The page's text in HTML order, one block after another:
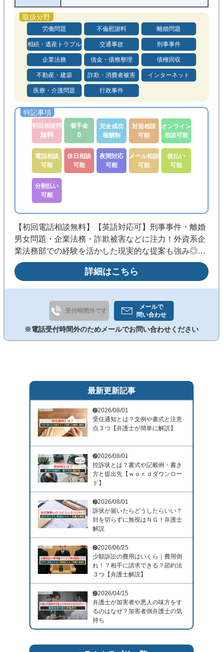
労働問題 不倫慰謝料 離婚問題
相続・遺産トラブル 交通事故 刑事事件
企業法務 借金・債務整理 債権回収
不動産・建築 詐欺・消費者被害 インターネット
医療・介護問題 行政事件
初回相談料
無料
着手金
0
完全成功
報酬制
対面相談
可能
オンライン
相談可能
電話相談
可能
休日相談
可能
夜間対応
可能
メール相談
可能
後払い
可能
分割払い
可能
【初回電話相談無料】【英語対応可】刑事事件・離婚
男女問題・企業法務・詐欺被害などに注力！外資系企
業法務部での経験を活かした現実的な提案も強み◎明
るく話しやすい人柄で、身近に頼れる弁護士を目指し
ます。《代々木駅徒歩3分／夜間・休日相談可／分
割・後払い相談可》
詳細はこちら
受付時間外です
メールで
問い合わせ
※電話受付時間外のためメールでお問い合わせください
最新更新記事
2026/08/01
受任通知とは？文例や書式と注意
点３つ【弁護士が簡単に解説】
2026/08/01
控訴状とは？書式や記載例・書き
方と提出先【ｗｏｒｄダウンロー
ド】
2026/08/01
訴状が届いたらどうしたらいい？
封を切らずに無視はＮＧ！弁護士
解説
2026/06/25
少額訴訟の費用はいくら｜費用倒
れ！？相手に請求できる？節約法
３つ【弁護士解説】
2026/04/15
弁護士が加害者や悪人の味方をす
るのはなぜ？加害者側弁護士の気
持ち